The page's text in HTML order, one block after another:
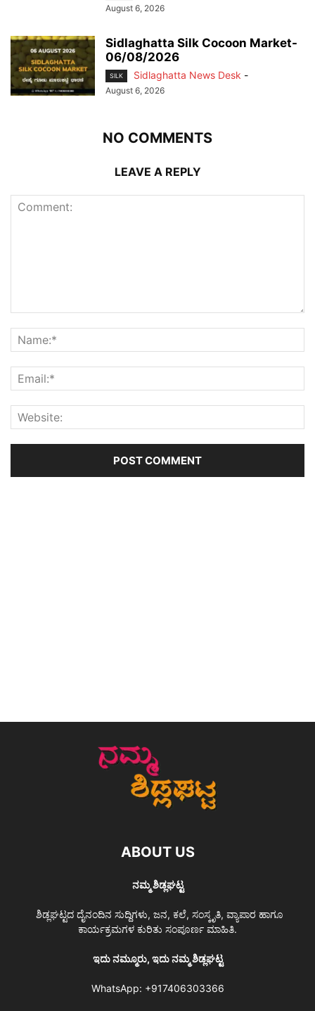
August 6, 2026
Sidlaghatta Silk Cocoon Market-
06/08/2026
SILK Sidlaghatta News Desk -
August 6, 2026
NO COMMENTS
LEAVE A REPLY
ABOUT US
ನಮ್ಮ ಶಿಡ್ಲಘಟ್ಟ
ಶಿಡ್ಲಘಟ್ಟದ ದೈನಂದಿನ ಸುದ್ದಿಗಳು, ಜನ, ಕಲೆ, ಸಂಸ್ಕೃತಿ, ವ್ಯಾಪಾರ ಹಾಗೂ
ಕಾರ್ಯಕ್ರಮಗಳ ಕುರಿತು ಸಂಪೂರ್ಣ ಮಾಹಿತಿ.
ಇದು ನಮ್ಮೂರು, ಇದು ನಮ್ಮ ಶಿಡ್ಲಘಟ್ಟ
WhatsApp: +917406303366